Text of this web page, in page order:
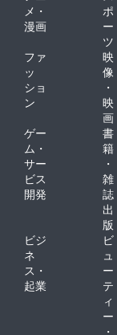
メ・
漫画
ポ
ー
ツ
ファ
ッ
ショ
ン
映
像
・
映
画
ゲー
ム・
サー
ビス
開発
書
籍
・
雑
誌
出
版
ビジ
ネ
ス・
起業
ビ
ュ
ー
テ
ィ
ー
・